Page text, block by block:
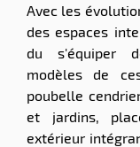
Avec les
des espaces
du s'équiper
modèles de
poubelle
et jardins,
extérieur